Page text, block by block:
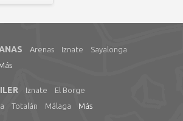
Arenas Iznate
Sayalonga
Iznate
El Borge
Totalán Málaga Más